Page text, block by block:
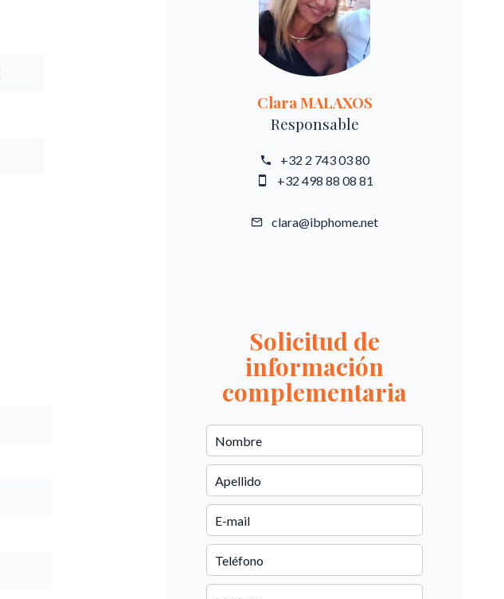
Clara MALAXOS
Responsable
+32 2 743 03 80
+32 498 88 08 81
clara@ibphome.net
Solicitud de
información
complementaria